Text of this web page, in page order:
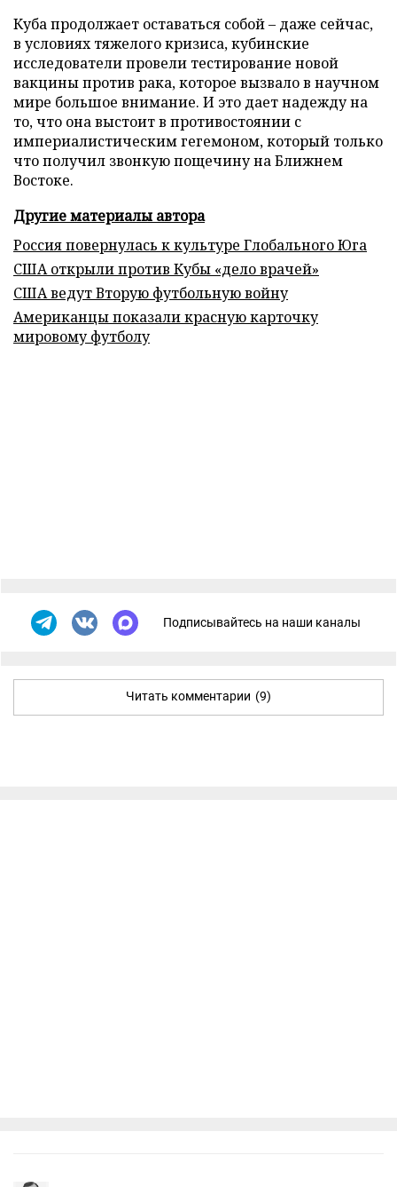
Куба продолжает оставаться собой – даже сейчас,
в условиях тяжелого кризиса, кубинские
исследователи провели тестирование новой
вакцины против рака, которое вызвало в научном
мире большое внимание. И это дает надежду на
то, что она выстоит в противостоянии с
империалистическим гегемоном, который только
что получил звонкую пощечину на Ближнем
Востоке.
Другие материалы автора
Россия повернулась к культуре Глобального Юга
США открыли против Кубы «дело врачей»
США ведут Вторую футбольную войну
Американцы показали красную карточку
мировому футболу
Подписывайтесь на наши каналы
Читать комментарии (9)